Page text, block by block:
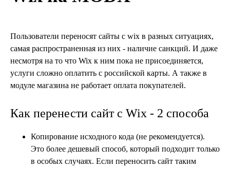
Пользователи переносят сайты с wix в разных ситуациях,
самая распространенная из них - наличие санкций. И даже
несмотря на то что Wix к ним пока не присоединяется,
услуги сложно оплатить с российской карты. А также в
модуле магазина не работает оплата покупателей.
Как перенести сайт с Wix - 2 способа
Копирование исходного кода (не рекомендуется).
Это более дешевый способ, который подходит только
в особых случаях. Если переносить сайт таким